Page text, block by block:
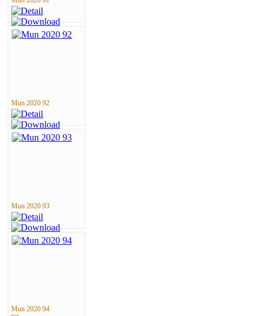
Mun 2020 92
Mun 2020 93
Mun 2020 94